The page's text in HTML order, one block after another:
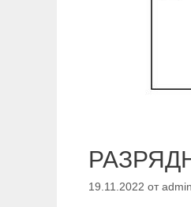
19.11.2022 от admin